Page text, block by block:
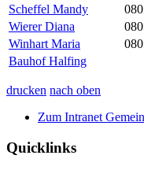
Scheffel Mandy
Wierer Diana
Winhart Maria
Bauhof Halfing
drucken nach oben
Zum Intranet
Quicklinks